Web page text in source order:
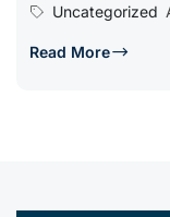
Uncategorized
Read More